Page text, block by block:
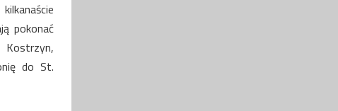
pokonać
Kostrzyn,
do St.